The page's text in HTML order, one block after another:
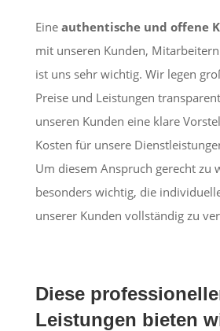
Eine authentische und offene
mit unseren Kunden,
ist uns sehr wichtig. Wir legen
Preise und Leistungen
unseren Kunden eine klare
Kosten für unsere
Um diesem Anspruch gerecht zu
besonders wichtig, die
unserer Kunden vollständig zu
Diese
Leistungen bieten